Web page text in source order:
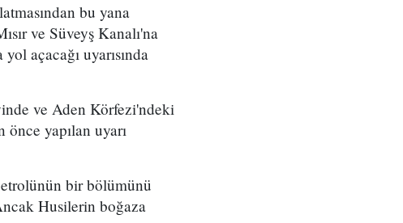
bu yana
ve Süveyş Kanalı'na
açacağı uyarısında
ve Aden Körfezi'ndeki
yapılan uyarı
bir bölümünü
Husilerin boğaza